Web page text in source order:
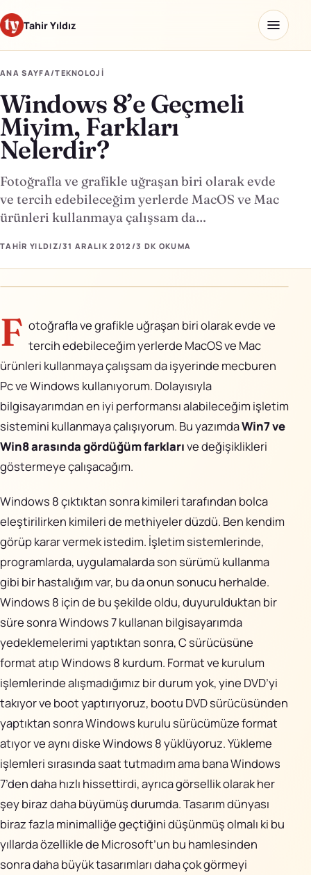
Tahir Yıldız
Ana sayfa
Blog
Kaydettiklerim
Movioo
İletişim
Instagram
X
YouTube
ANA SAYFA/TEKNOLOJI
Windows 8’e Geçmeli
Miyim, Farkları
Nelerdir?
Fotoğrafla ve grafikle uğraşan biri olarak evde
ve tercih edebileceğim yerlerde MacOS ve Mac
ürünleri kullanmaya çalışsam da…
TAHIR YILDIZ/31 ARALIK 2012 /3 DK OKUMA
F otoğrafla ve grafikle uğraşan biri olarak evde ve
tercih edebileceğim yerlerde MacOS ve Mac
ürünleri kullanmaya çalışsam da işyerinde mecburen
Pc ve Windows kullanıyorum. Dolayısıyla
bilgisayarımdan en iyi performansı alabileceğim işletim
sistemini kullanmaya çalışıyorum. Bu yazımdaWin7 ve
Win8 arasında gördüğüm farklarıve değişiklikleri
göstermeye çalışacağım.
Windows 8 çıktıktan sonra kimileri tarafından bolca
eleştirilirken kimileri de methiyeler düzdü. Ben kendim
görüp karar vermek istedim. İşletim sistemlerinde,
programlarda, uygulamalarda son sürümü kullanma
gibi bir hastalığım var, bu da onun sonucu herhalde.
Windows 8 için de bu şekilde oldu, duyurulduktan bir
süre sonra Windows 7 kullanan bilgisayarımda
yedeklemelerimi yaptıktan sonra, C sürücüsüne
format atıp Windows 8 kurdum. Format ve kurulum
işlemlerinde alışmadığımız bir durum yok, yine DVD’yi
takıyor ve boot yaptırıyoruz, bootu DVD sürücüsünden
yaptıktan sonra Windows kurulu sürücümüze format
atıyor ve aynı diske Windows 8 yüklüyoruz. Yükleme
işlemleri sırasında saat tutmadım ama bana Windows
7’den daha hızlı hissettirdi, ayrıca görsellik olarak her
şey biraz daha büyümüş durumda. Tasarım dünyası
biraz fazla minimalliğe geçtiğini düşünmüş olmalı ki bu
yıllarda özellikle de Microsoft’un bu hamlesinden
sonra daha büyük tasarımları daha çok görmeyi